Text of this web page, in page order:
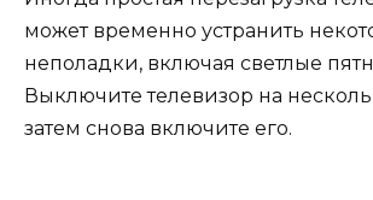
может временно устранить
неполадки, включая светлые
Выключите телевизор на
затем снова включите его.